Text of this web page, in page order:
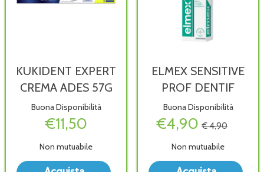
KUKIDENT EXPERT
CREMA ADES 57G
Buona Disponibilità
€11,50
Non mutuabile
Acquista KUKIDENT
ELMEX SENSITIVE
PROF DENTIF
Buona Disponibilità
€4,90 € 4,90
Non mutuabile